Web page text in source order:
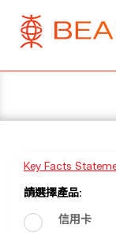
Key Facts
請選擇產品:
信用卡